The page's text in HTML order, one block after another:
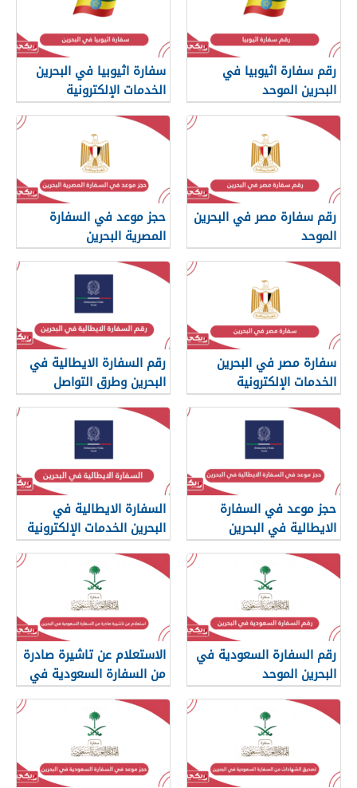
رقم سفارة اثيوبيا في
البحرين الموحد
سفارة اثيوبيا في البحرين
الخدمات الإلكترونية
رقم سفارة مصر في البحرين
الموحد
حجز موعد في السفارة
المصرية البحرين
سفارة مصر في البحرين
الخدمات الإلكترونية
رقم السفارة الايطالية في
البحرين وطرق التواصل
حجز موعد في السفارة
الايطالية في البحرين
السفارة الايطالية في
البحرين الخدمات الإلكترونية
رقم السفارة السعودية في
البحرين الموحد
الاستعلام عن تاشيرة صادرة
من السفارة السعودية في
البحرين